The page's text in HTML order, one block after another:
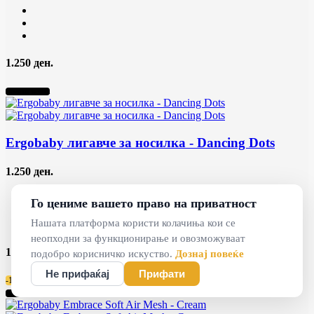
1.250 ден.
Нема на залиха
Ergobaby лигавче за носилка - Dancing Dots
1.250 ден.
1.250 ден.
-15%
Нема на залиха
Го цениме вашето право на приватност
Нашата платформа користи колачиња кои се
неопходни за функционирање и овозможуваат
подобро корисничко искуство. Дознај повеќе
Не прифаќај Прифати